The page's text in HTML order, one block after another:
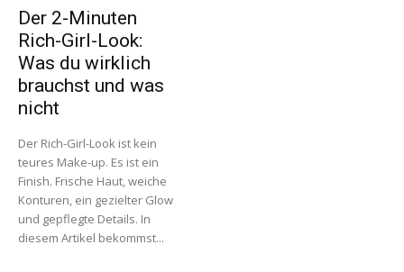
Der 2-Minuten
Rich-Girl-Look:
Was du wirklich
brauchst und was
nicht
Der Rich-Girl-Look ist kein
teures Make-up. Es ist ein
Finish. Frische Haut, weiche
Konturen, ein gezielter Glow
und gepflegte Details. In
diesem Artikel bekommst...